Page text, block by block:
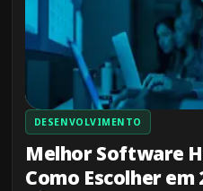
DESENVOLVIMENTO
Melhor Software
Como Escolher em